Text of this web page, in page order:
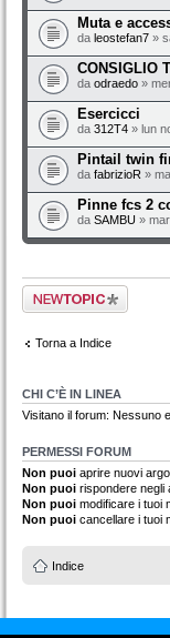
Muta e
da leostefan7 »
CONSIGLIO
da odraedo »
Esercicci
da 312T4 » lun
Pintail twin
da fabrizioR »
Pinne fcs 2
da SAMBU »
Scrivi un nuovo
argomento
Torna a Indice
CHI C’È IN LINEA
Visitano il forum: Nessuno
PERMESSI FORUM
Non puoi aprire nuovi
Non puoi rispondere negli
Non puoi modificare i tuoi
Non puoi cancellare i tuoi
Indice